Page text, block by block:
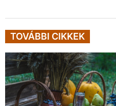
TOVÁBBI CIKKEK